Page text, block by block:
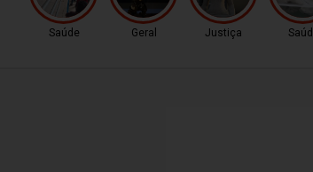
Saúde Geral Justiça